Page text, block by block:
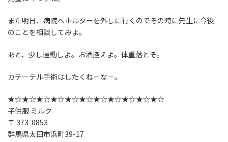
また明日、病院へホルターを外しに行くのでその時に先生に今後
のことを相談してみよ。
あと、少し運動しよ。お酒控えよ。体重落とそ。
カテーテル手術はしたくねーなー。
★☆★☆★☆★☆★☆★☆★☆★☆★☆★☆★☆
子供服 ミルク
〒 373-0853
群馬県太田市浜町39-17